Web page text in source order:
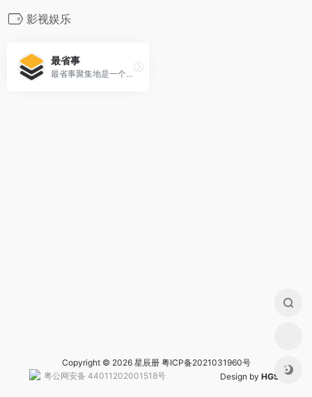
影视娱乐
最省事
最省事聚集地是一个内容创作与分享社区，专注收集和分享负责任、有智趣、贴近生活的内容。
Copyright © 2026 星辰册 粤ICP备2021031960号
粤公网安备 44011202001518号Design by HGS